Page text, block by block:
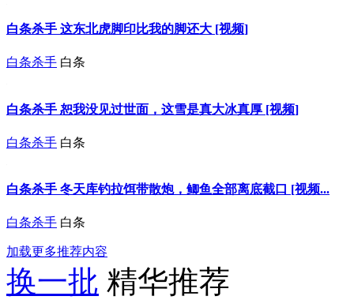
白条杀手 这东北虎脚印比我的脚还大 [视频]
白条杀手 白条
白条杀手 恕我没见过世面，这雪是真大冰真厚 [视频]
白条杀手 白条
白条杀手 冬天库钓拉饵带散炮，鲫鱼全部离底截口 [视频...
白条杀手 白条
加载更多推荐内容
换一批 精华推荐